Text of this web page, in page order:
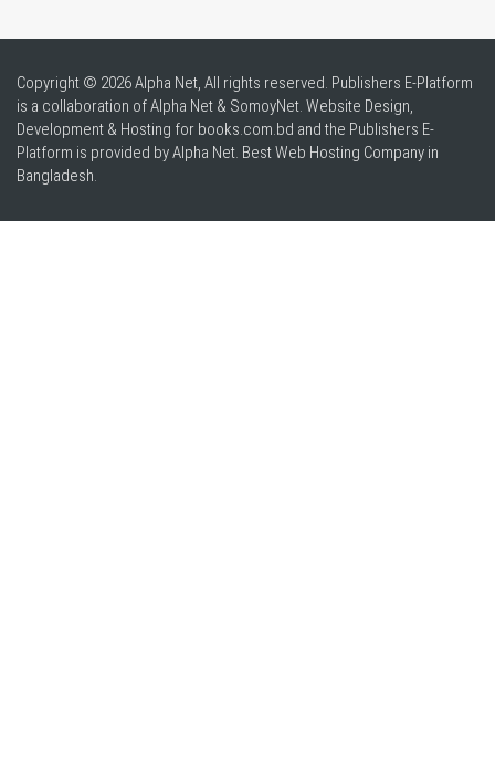
Copyright © 2026 Alpha Net, All rights reserved. Publishers E-Platform
is a collaboration of Alpha Net & SomoyNet. Website Design,
Development & Hosting for books.com.bd and the Publishers E-
Platform is provided by Alpha Net. BestWeb Hosting Company in
Bangladesh.